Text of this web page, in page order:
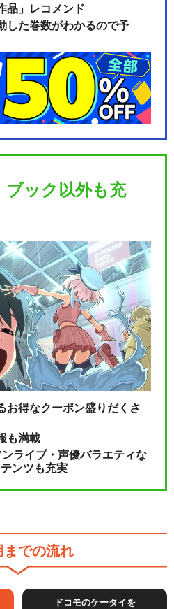
品」レコメンド
した巻数がわかるので予
ブック以外も充
お得なクーポン盛りだくさ
も満載
ライブ・声優バラエティな
ンツも充実
までの流れ
ドコモのケータイを